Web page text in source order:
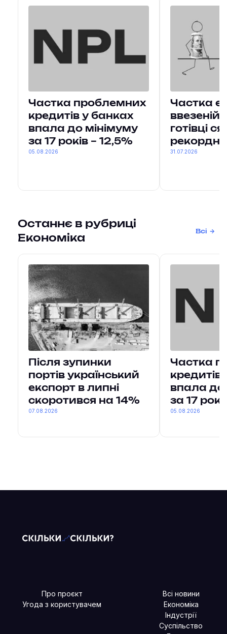
Частка проблемних
кредитів у банках
впала до мінімуму
за 17 років – 12,5%
05.08.2026
Частка
готівці
31.07.2026
Останнє в рубриці
Економіка
Всі
Після зупинки
портів український
експорт в липні
скоротився на 14%
07.08.2026
Частка
кредитів
впала до
за 17
05.08.2026
Про проєкт
Угода з користувачем
Всі новини
Економіка
Індустрії
Суспільство